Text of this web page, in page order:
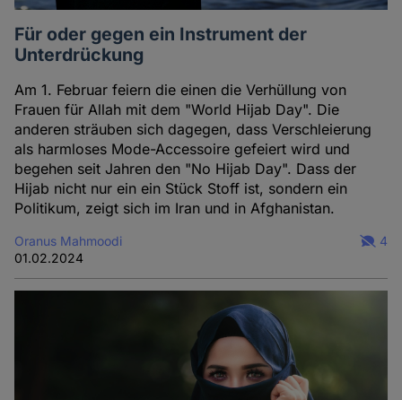
Für oder gegen ein Instrument der
Unterdrückung
Am 1. Februar feiern die einen die Verhüllung von
Frauen für Allah mit dem "World Hijab Day". Die
anderen sträuben sich dagegen, dass Verschleierung
als harmloses Mode-Accessoire gefeiert wird und
begehen seit Jahren den "No Hijab Day". Dass der
Hijab nicht nur ein ein Stück Stoff ist, sondern ein
Politikum, zeigt sich im Iran und in Afghanistan.
Oranus Mahmoodi
01.02.2024
4